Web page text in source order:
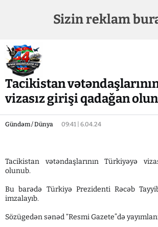
Sizin reklam
Tacikistan
vizasız girişi qadağan
Gündəm / Dünya 09:41 | 6.04.24
Tacikistan vətəndaşlarının Türkiyəyə
olunub.
Bu barədə Türkiyə Prezidenti Rəcəb
imzalayıb.
Sözügedən sənəd “Resmi Gazete”də